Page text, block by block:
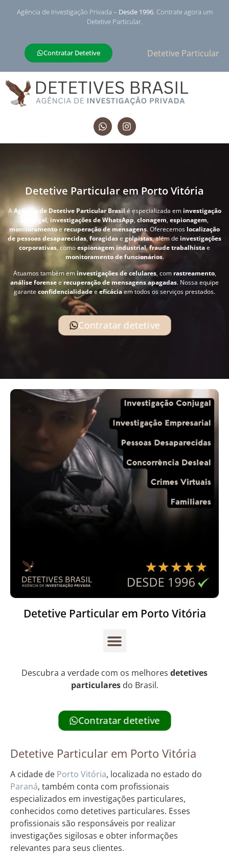
Agência de Investigação Privada – Desde 1996. Contrate agora um
Detetive Particular.
Contratar Detetive Detetive Particular
Detetive Particular em Porto Vitória
AAgência de Detetive Particular Brasil é especializada em investigação
conjugal, investigações de WhatsApp, clonagem,espionagem,
monitoramentoe recuperação de mensagens. Oferecemos localização
de pessoas desaparecidas, foragidase golpistas, além de investigações
corporativas, comoespionagem industrial,fraude trabalhistae
monitoramento de funcionários.
Atuamos também em investigações de celulares, com rastreamento,
análise forensee recuperação de mensagens apagadas. Nossa equipe
garante confidencialidadeeeficáciaem todos os serviços prestados.
Contratar detetive
Detetive Particular em Porto Vitória
Descubra a verdade com os melhores detetives
particularesdo Brasil.
Contratar detetive
Detetive Particular em Porto Vitória
A cidade de Porto Vitória, localizada no estado do
Paraná, também conta com profissionais
especializados em investigações particulares,
conhecidos como detetives particulares. Esses
profissionais são responsáveis por realizar
investigações sigilosas e obter informações
relevantes para seus clientes.